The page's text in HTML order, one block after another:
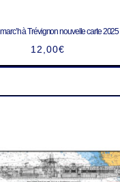
à Trévignon nouvelle carte 2025
12,00€